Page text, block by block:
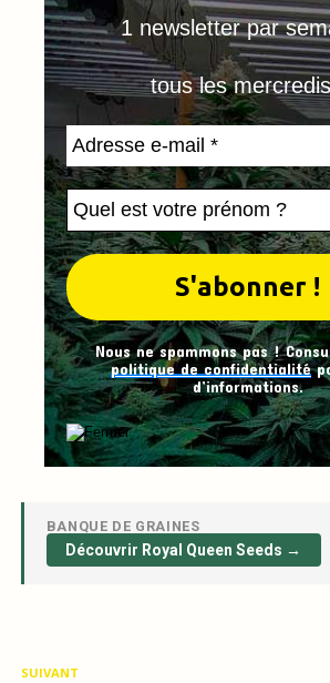
1 newsletter par
tous les
Nous ne spammons pas !
politique de confidentialité
d’informations.
BANQUE DE GRAINES
Découvrir Royal Queen Seeds →
SUIVANT